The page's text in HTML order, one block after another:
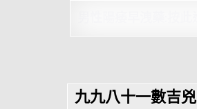
九九八十一數吉兇